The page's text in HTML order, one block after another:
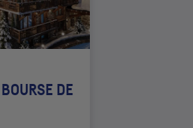
DE